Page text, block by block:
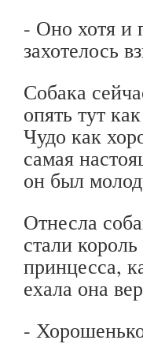
- Оно хотя и
захотелось
Собака
опять тут
Чудо как
самая
он был
Отнесла
стали
принцесса,
ехала она
-